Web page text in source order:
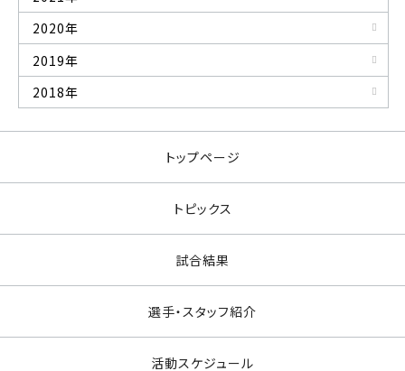
2020年
2019年
2018年
トップページ
トピックス
試合結果
選手・スタッフ紹介
活動スケジュール